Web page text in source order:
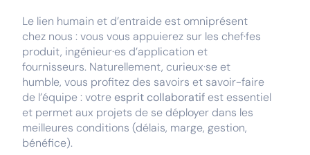
Le lien humain et d’entraide est omniprésent
chez nous : vous vous appuierez sur les chef·fes
produit, ingénieur·es d’application et
fournisseurs. Naturellement, curieux·se et
humble, vous profitez des savoirs et savoir-faire
de l’équipe : votre esprit collaboratif est essentiel
et permet aux projets de se déployer dans les
meilleures conditions (délais, marge, gestion,
bénéfice).